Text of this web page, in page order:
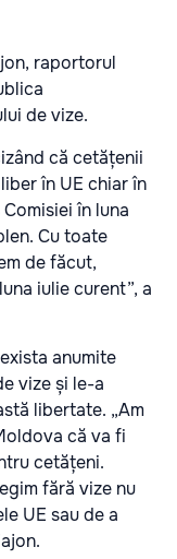
raportorul
de vize.
că cetățenii
în UE chiar în
în luna
Cu toate
de făcut,
iulie curent”, a
anumite
vize și le-a
libertate. „Am
că va fi
cetățeni.
fără vize nu
UE sau de a